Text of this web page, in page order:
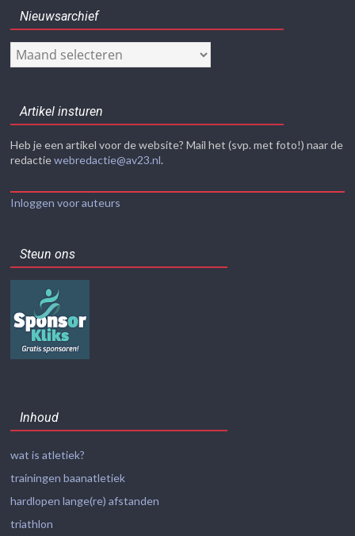
Nieuwsarchief
Nieuwsarchief
Artikel insturen
Heb je een artikel voor de website? Mail het (svp. met foto!) naar de
redactiewebredactie@av23.nl.
Inloggen voor auteurs
Steun ons
Inhoud
wat is atletiek?
trainingen baanatletiek
hardlopen lange(re) afstanden
triathlon